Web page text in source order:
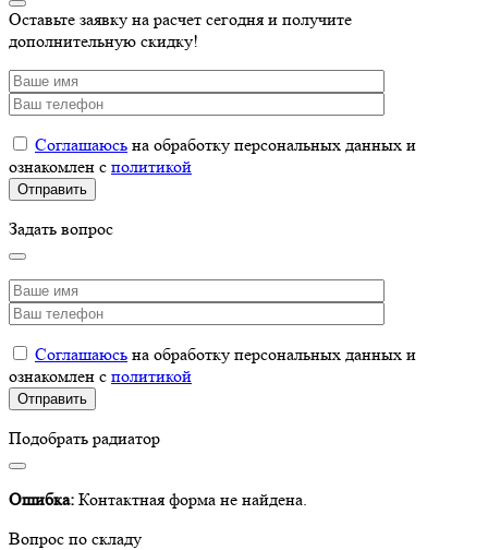
Оставьте заявку на расчет сегодня и получите
дополнительную скидку!
Соглашаюсь на обработку персональных данных и
ознакомлен с политикой
Задать вопрос
Соглашаюсь на обработку персональных данных и
ознакомлен с политикой
Подобрать радиатор
Ошибка: Контактная форма не найдена.
Вопрос по складу